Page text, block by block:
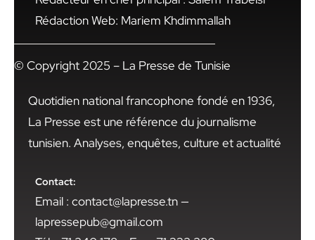
Rédaction Web: Mariem Khdimmallah
© Copyright 2025 – La Presse de Tunisie
Quotidien national francophone fondé en 1936,
La Presse est une référence du journalisme
tunisien. Analyses, enquêtes, culture et actualité
Contact:
Email : contact@lapresse.tn —
lapressepub@gmail.com